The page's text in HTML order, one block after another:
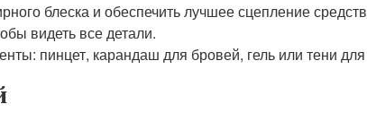
блеска и обеспечить лучшее сцепление
видеть все детали.
пинцет, карандаш для бровей, гель или тени